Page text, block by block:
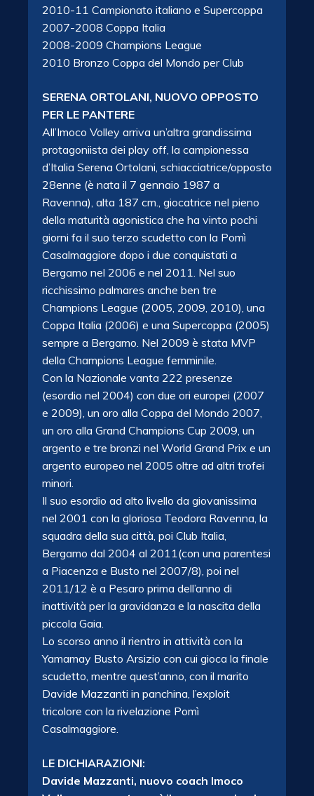
2010-11 Campionato italiano e Supercoppa
2007-2008 Coppa Italia
2008-2009 Champions League
2010 Bronzo Coppa del Mondo per Club
SERENA ORTOLANI, NUOVO OPPOSTO
PER LE PANTERE
All’Imoco Volley arriva un’altra grandissima
protagoniista dei play off, la campionessa
d’Italia Serena Ortolani, schiacciatrice/opposto
28enne (è nata il 7 gennaio 1987 a
Ravenna), alta 187 cm., giocatrice nel pieno
della maturità agonistica che ha vinto pochi
giorni fa il suo terzo scudetto con la Pomì
Casalmaggiore dopo i due conquistati a
Bergamo nel 2006 e nel 2011. Nel suo
ricchissimo palmares anche ben tre
Champions League (2005, 2009, 2010), una
Coppa Italia (2006) e una Supercoppa (2005)
sempre a Bergamo. Nel 2009 è stata MVP
della Champions League femminile.
Con la Nazionale vanta 222 presenze
(esordio nel 2004) con due ori europei (2007
e 2009), un oro alla Coppa del Mondo 2007,
un oro alla Grand Champions Cup 2009, un
argento e tre bronzi nel World Grand Prix e un
argento europeo nel 2005 oltre ad altri trofei
minori.
Il suo esordio ad alto livello da giovanissima
nel 2001 con la gloriosa Teodora Ravenna, la
squadra della sua città, poi Club Italia,
Bergamo dal 2004 al 2011(con una parentesi
a Piacenza e Busto nel 2007/8), poi nel
2011/12 è a Pesaro prima dell’anno di
inattività per la gravidanza e la nascita della
piccola Gaia.
Lo scorso anno il rientro in attività con la
Yamamay Busto Arsizio con cui gioca la finale
scudetto, mentre quest’anno, con il marito
Davide Mazzanti in panchina, l’exploit
tricolore con la rivelazione Pomì
Casalmaggiore.
LE DICHIARAZIONI:
Davide Mazzanti, nuovo coach Imoco